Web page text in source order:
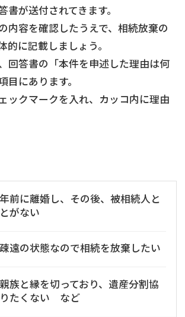
書が送付されてきます。
内容を確認したうえで、相続放棄の
的に記載しましょう。
回答書の「本件を申述した理由は何
目にあります。
ックマークを入れ、カッコ内に理由
前に離婚し、その後、被相続人と
がない
遠の状態なので相続を放棄したい
族と縁を切っており、遺産分割協
たくない など